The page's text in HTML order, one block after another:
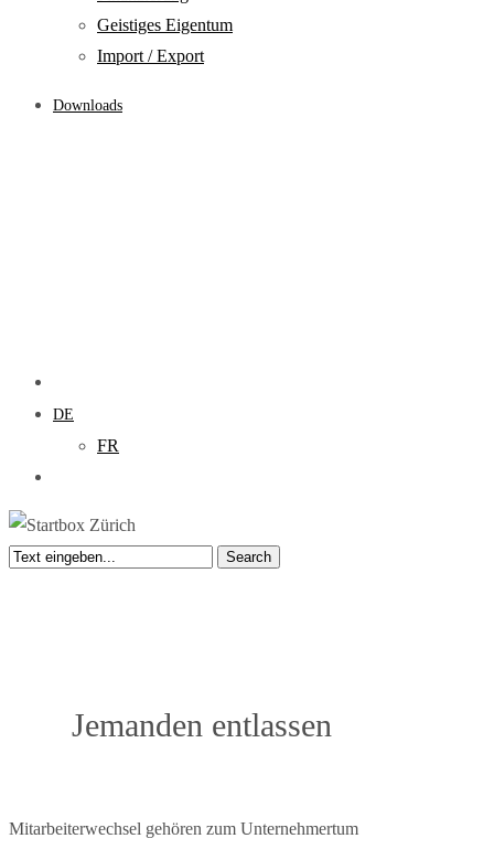
Geistiges Eigentum
Import / Export
Downloads
DE
FR
Search
Jemanden entlassen
Mitarbeiterwechsel gehören zum Unternehmertum